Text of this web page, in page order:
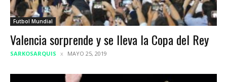
Futbol Mundial
Valencia sorprende y se lleva la Copa del Rey
SARKOSARQUIS MAYO 25, 2019